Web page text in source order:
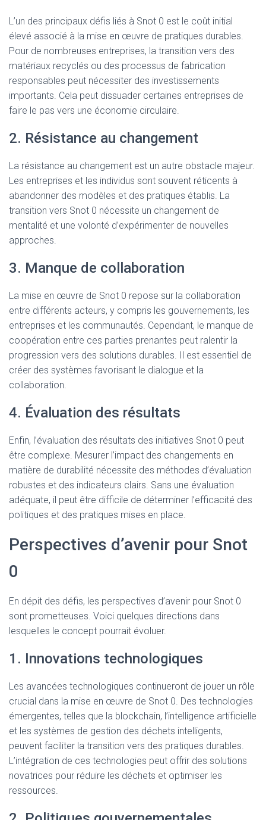
L’un des principaux défis liés à Snot 0 est le coût initial
élevé associé à la mise en œuvre de pratiques durables.
Pour de nombreuses entreprises, la transition vers des
matériaux recyclés ou des processus de fabrication
responsables peut nécessiter des investissements
importants. Cela peut dissuader certaines entreprises de
faire le pas vers une économie circulaire.
2. Résistance au changement
La résistance au changement est un autre obstacle majeur.
Les entreprises et les individus sont souvent réticents à
abandonner des modèles et des pratiques établis. La
transition vers Snot 0 nécessite un changement de
mentalité et une volonté d’expérimenter de nouvelles
approches.
3. Manque de collaboration
La mise en œuvre de Snot 0 repose sur la collaboration
entre différents acteurs, y compris les gouvernements, les
entreprises et les communautés. Cependant, le manque de
coopération entre ces parties prenantes peut ralentir la
progression vers des solutions durables. Il est essentiel de
créer des systèmes favorisant le dialogue et la
collaboration.
4. Évaluation des résultats
Enfin, l’évaluation des résultats des initiatives Snot 0 peut
être complexe. Mesurer l’impact des changements en
matière de durabilité nécessite des méthodes d’évaluation
robustes et des indicateurs clairs. Sans une évaluation
adéquate, il peut être difficile de déterminer l’efficacité des
politiques et des pratiques mises en place.
Perspectives d’avenir pour Snot
0
En dépit des défis, les perspectives d’avenir pour Snot 0
sont prometteuses. Voici quelques directions dans
lesquelles le concept pourrait évoluer.
1. Innovations technologiques
Les avancées technologiques continueront de jouer un rôle
crucial dans la mise en œuvre de Snot 0. Des technologies
émergentes, telles que la blockchain, l’intelligence artificielle
et les systèmes de gestion des déchets intelligents,
peuvent faciliter la transition vers des pratiques durables.
L’intégration de ces technologies peut offrir des solutions
novatrices pour réduire les déchets et optimiser les
ressources.